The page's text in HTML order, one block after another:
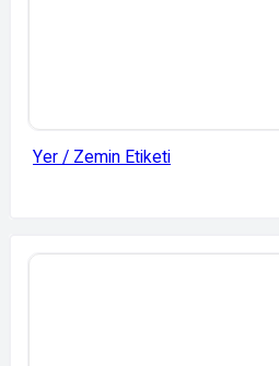
Yer / Zemin Etiketi